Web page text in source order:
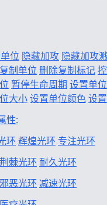
位 隐藏加攻 隐藏加攻
复制单位 删除复制标记
暂停生命周期 设置单
大小设置单位颜色设
性:
环 辉煌光环 专注光环
荆棘光环 耐久光环
邪恶光环 减速光环